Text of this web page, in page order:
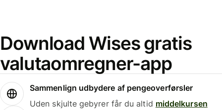
Download Wises gratis
valutaomregner-app
Sammenlign udbydere af pengeoverførsler
Uden skjulte gebyrer får du altid middelkursen